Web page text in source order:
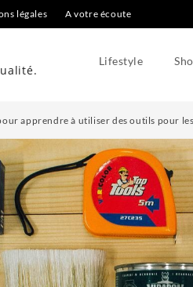
légales A votre écoute
Lifestyle
apprendre à utiliser des outils pour